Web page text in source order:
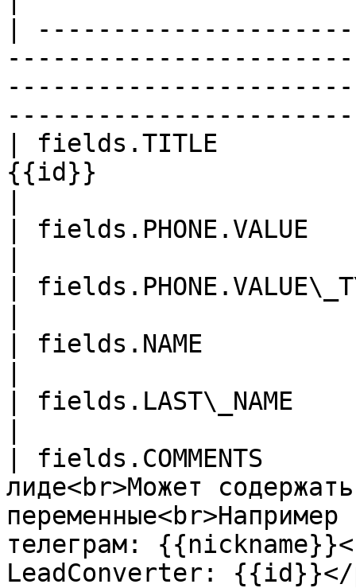
|
| fields.TITLE
{{id}}
|
|
| fields.NAME
|
| fields.COMMENTS
лиде<br>Может
телеграм:
LeadConverter: